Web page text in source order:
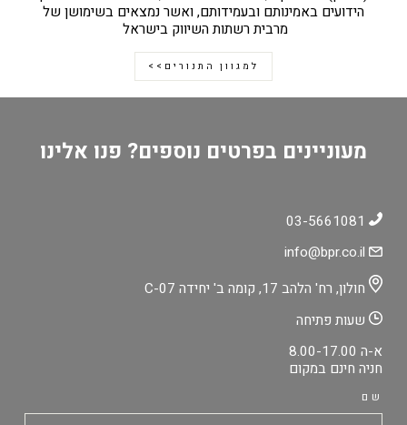
הידועים באמינותם ובעמידותם, ואשר נמצאים בשימושן של
מרבית רשתות השיווק בישראל
למגוון התנורים>>
מעוניינים בפרטים נוספים? פנו אלינו
חולון, רח' הלהב 17, קומה ב' יחידה C-07
שעות פתיחה
א-ה 8.00-17.00
חניה חינם במקום
שם